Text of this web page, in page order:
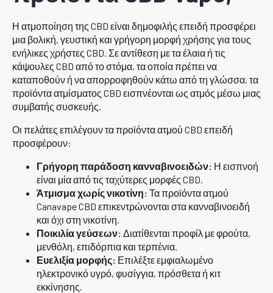
Η ατμοποίηση της CBD είναι δημοφιλής επειδή προσφέρει
μια βολική, γευστική και γρήγορη μορφή χρήσης για τους
ενήλικες χρήστες CBD. Σε αντίθεση με τα έλαια ή τις
κάψουλες CBD από το στόμα, τα οποία πρέπει να
καταποθούν ή να απορροφηθούν κάτω από τη γλώσσα, τα
προϊόντα ατμίσματος CBD εισπνέονται ως ατμός μέσω μιας
συμβατής συσκευής.
Οι πελάτες επιλέγουν τα προϊόντα ατμού CBD επειδή
προσφέρουν:
Γρήγορη παράδοση κανναβινοειδών: Η εισπνοή
είναι μία από τις ταχύτερες μορφές CBD.
Άτμισμα χωρίς νικοτίνη: Τα προϊόντα ατμού
Canavape CBD επικεντρώνονται στα κανναβινοειδή
και όχι στη νικοτίνη.
Ποικιλία γεύσεων: Διατίθενται προφίλ με φρούτα,
μενθόλη, επιδόρπια και τερπένια.
Ευελιξία μορφής: Επιλέξτε εμφιαλωμένο
ηλεκτρονικό υγρό, φυσίγγια, πρόσθετα ή κιτ
εκκίνησης.